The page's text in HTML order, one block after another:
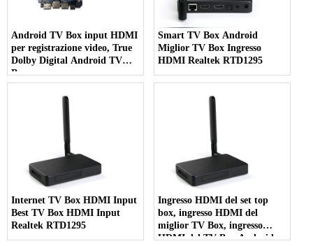
Android TV Box input HDMI
per registrazione video, True
Dolby Digital Android TV
Box
Smart TV Box Android
Miglior TV Box Ingresso
HDMI Realtek RTD1295
Internet TV Box HDMI Input
Best TV Box HDMI Input
Realtek RTD1295
Ingresso HDMI del set top
box, ingresso HDMI del
miglior TV Box, ingresso
HDMI del TV Box Android